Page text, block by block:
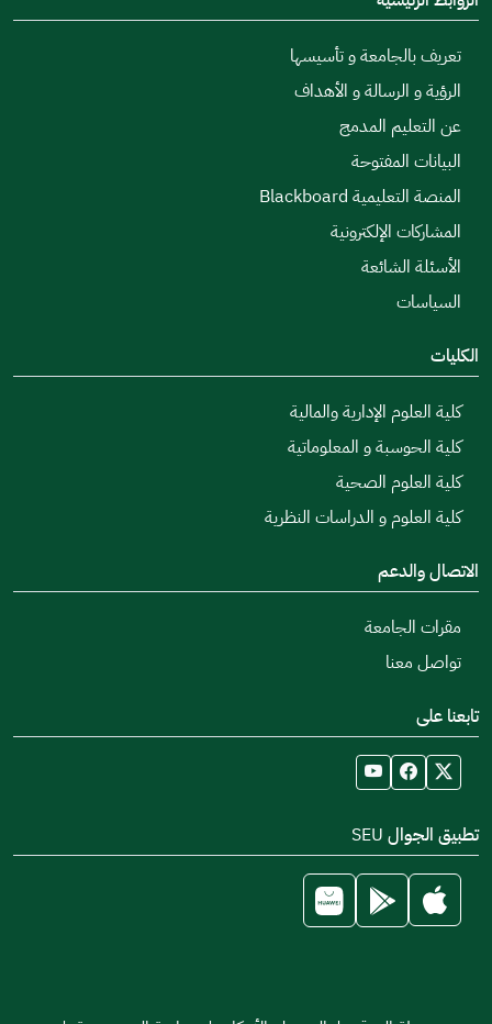
تعريف بالجامعة و تأسيسها
الرؤية و الرسالة و الأهداف
عن التعليم المدمج
البيانات المفتوحة
المنصة التعليمية Blackboard
المشاركات الإلكترونية
الأسئلة الشائعة
السياسات
الكليات
كلية العلوم الإدارية والمالية
كلية الحوسبة و المعلوماتية
كلية العلوم الصحية
كلية العلوم و الدراسات النظرية
الاتصال والدعم
مقرات الجامعة
تواصل معنا
تابعنا على
تطبيق الجوال SEU